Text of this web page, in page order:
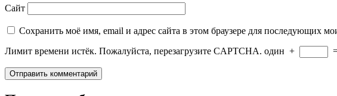
Сайт
Сохранить моё имя, email и адрес сайта в этом браузере для последующих
Лимит времени истёк. Пожалуйста, перезагрузите CAPTCHA. один +